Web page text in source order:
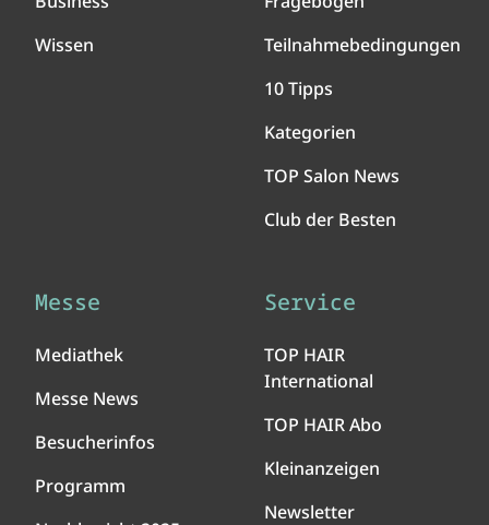
Wissen
Teilnahmebedingungen
10 Tipps
Kategorien
TOP Salon News
Club der Besten
Messe
Mediathek
Messe News
Besucherinfos
Programm
Service
TOP HAIR
International
TOP HAIR Abo
Kleinanzeigen
Newsletter